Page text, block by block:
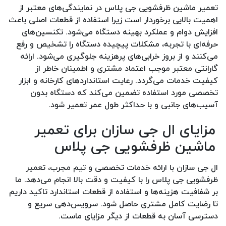
تعمیر ماشین ظرفشویی جی پلاس در نمایندگی‌های معتبر از
اهمیت بالایی برخوردار است زیرا استفاده از قطعات اصلی باعث
افزایش دوام و عملکرد بهینه دستگاه می‌شود. تکنسین‌های
حرفه‌ای با تجربه، مشکلات پیچیده دستگاه را تشخیص و رفع
می‌کنند و از بروز خرابی‌های پرهزینه جلوگیری می‌شود. ارائه
گارانتی معتبر موجب اعتماد مشتری و اطمینان خاطر از
کیفیت خدمات می‌گردد. رعایت استانداردهای کارخانه و ابزار
تخصصی مورد استفاده تضمین می‌کند که دستگاه بدون
آسیب‌های جانبی و با حداکثر طول عمر تعمیر شود.
مزایای ال جی سازان برای تعمیر
ماشین ظرفشویی جی پلاس
ال جی سازان با ارائه خدمات تخصصی و تیم مجرب، تعمیر
ظرفشویی جی پلاس را با کیفیت و دقت بالا انجام می‌دهد. ما
بر شفافیت هزینه‌ها و استفاده از قطعات استاندارد تاکید داریم
تا رضایت کامل مشتری حاصل شود. سرویس‌دهی سریع و
دسترسی آسان به قطعات از دیگر مزایای ماست.